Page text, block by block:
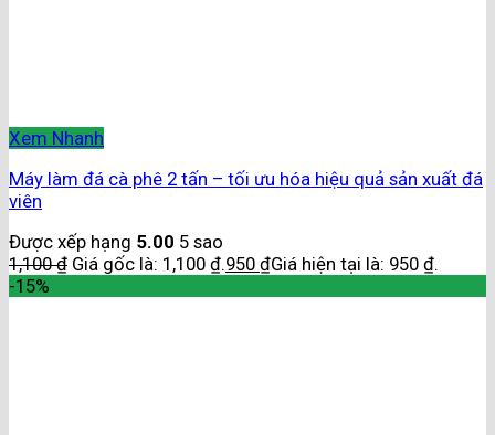
Xem Nhanh
Máy làm đá cà phê 2 tấn – tối ưu hóa hiệu quả sản xuất đá
viên
Được xếp hạng 5.00 5 sao
1,100₫ Giá gốc là: 1,100 ₫.950 ₫Giá hiện tại là: 950 ₫.
-15%